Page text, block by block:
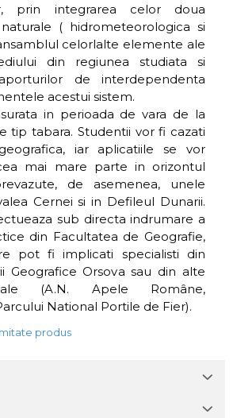
prin integrarea celor doua
( hidrometeorologica si
celorlalte elemente ale
din regiunea studiata si
de interdependenta
acestui sistem.
in perioada de vara de la
tip tabara. Studentii vor fi cazati
iar aplicatiile se vor
mai mare parte in orizontul
de asemenea, unele
Cernei si in Defileul Dunarii.
sub directa indrumare a
din Facultatea de Geografie,
pot fi implicati specialisti din
Geografice Orsova sau din alte
(A.N. Apele Române,
National Portile de Fier).
produs